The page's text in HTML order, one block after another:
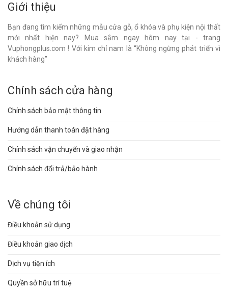
Giới thiệu
Bạn đang tìm kiếm những mẫu cửa gỗ, ổ khóa và phụ kiện nội thất
mới nhất hiện nay? Mua sắm ngay hôm nay tại - trang
Vuphongplus.com ! Với kim chỉ nam là “Không ngừng phát triển vì
khách hàng”
Chính sách cửa hàng
Chính sách bảo mật thông tin
Hướng dẫn thanh toán đặt hàng
Chính sách vận chuyển và giao nhận
Chính sách đổi trả/bảo hành
Về chúng tôi
Điều khoản sử dụng
Điều khoản giao dịch
Dịch vụ tiện ích
Quyền sở hữu trí tuệ